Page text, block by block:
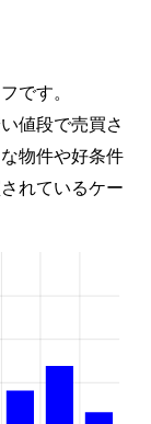
です。
値段で売買さ
物件や好条件
れているケー